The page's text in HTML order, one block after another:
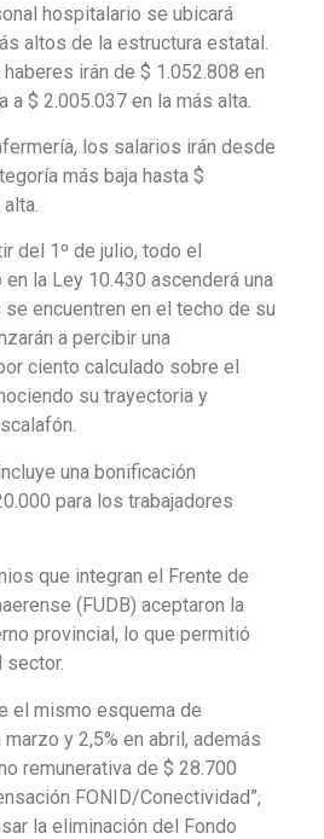
hospitalario se ubicará
altos de la estructura estatal.
irán de $ 1.052.808 en
a $ 2.005.037 en la más alta.
los salarios irán desde
más baja hasta $
del 1º de julio, todo el
la Ley 10.430 ascenderá una
encuentren en el techo de su
a percibir una
ciento calculado sobre el
su trayectoria y
una bonificación
para los trabajadores
que integran el Frente de
(FUDB) aceptaron la
provincial, lo que permitió
sector.
el mismo esquema de
y 2,5% en abril, además
remunerativa de $ 28.700
FONID/Conectividad”,
la eliminación del Fondo